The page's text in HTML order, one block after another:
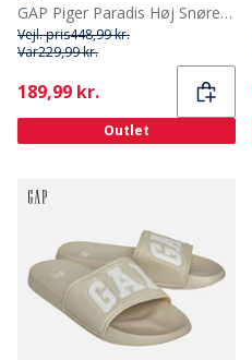
GAP Piger Paradis Høj Snøre Snesko Sort
Vejl. pris448,99 kr.
Var229,99 kr.
Current
189,99 kr.
Outlet